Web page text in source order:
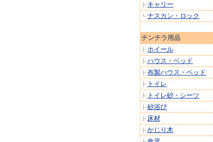
キャリー
ナスカン・ロック
チンチラ用品
ホイール
ハウス・ベッド
布製ハウス・ベッド
トイレ
トイレ砂・シーツ
砂浴び
床材
かじり木